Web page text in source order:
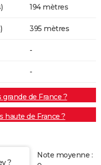
194 mètres
395 mètres
-
-
de France ?
haute de France ?
?
Note moyenne :